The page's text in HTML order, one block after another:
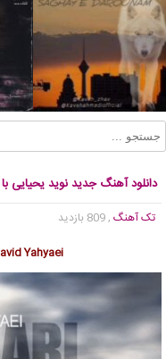
دانلود آهنگ جدید نوید یحیایی با
تک آهنگ , 809 بازدید
Yahyaei